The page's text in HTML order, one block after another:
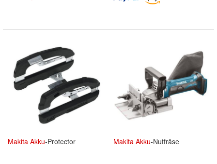
Makita Akku-Protector Makita Akku-Nutfräse